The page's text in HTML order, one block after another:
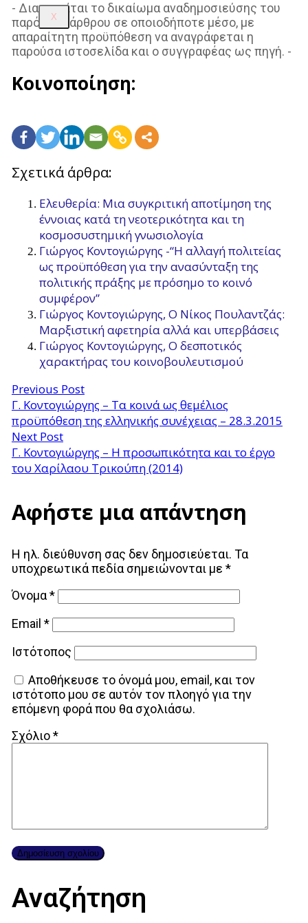
X
- Διατηρείται το δικαίωμα αναδημοσιεύσης του
παρόντος άρθρου σε οποιοδήποτε μέσο, με
απαραίτητη προϋπόθεση να αναγράφεται η
παρούσα ιστοσελίδα και ο συγγραφέας ως πηγή. -
Κοινοποίηση:
Σχετικά άρθρα:
Ελευθερία: Μια συγκριτική αποτίμηση της
έννοιας κατά τη νεοτερικότητα και τη
κοσμοσυστημική γνωσιολογία
Γιώργος Κοντογιώργης -“Η αλλαγή πολιτείας
ως προϋπόθεση για την ανασύνταξη της
πολιτικής πράξης με πρόσημο το κοινό
συμφέρον”
Γιώργος Κοντογιώργης, Ο Νίκος Πουλαντζάς:
Μαρξιστική αφετηρία αλλά και υπερβάσεις
Γιώργος Κοντογιώργης, Ο δεσποτικός
χαρακτήρας του κοινοβουλευτισμού
Previous Post
Γ. Κοντογιώργης – Τα κοινά ως θεμέλιος
προϋπόθεση της ελληνικής συνέχειας – 28.3.2015
Next Post
Γ. Κοντογιώργης – Η προσωπικότητα και το έργο
του Χαρίλαου Τρικούπη (2014)
Αφήστε μια απάντηση
Η ηλ. διεύθυνση σας δεν δημοσιεύεται. Τα
υποχρεωτικά πεδία σημειώνονται με *
Όνομα*
Email *
Ιστότοπος
Αποθήκευσε το όνομά μου, email, και τον
ιστότοπο μου σε αυτόν τον πλοηγό για την
επόμενη φορά που θα σχολιάσω.
Σχόλιο*
Αναζήτηση